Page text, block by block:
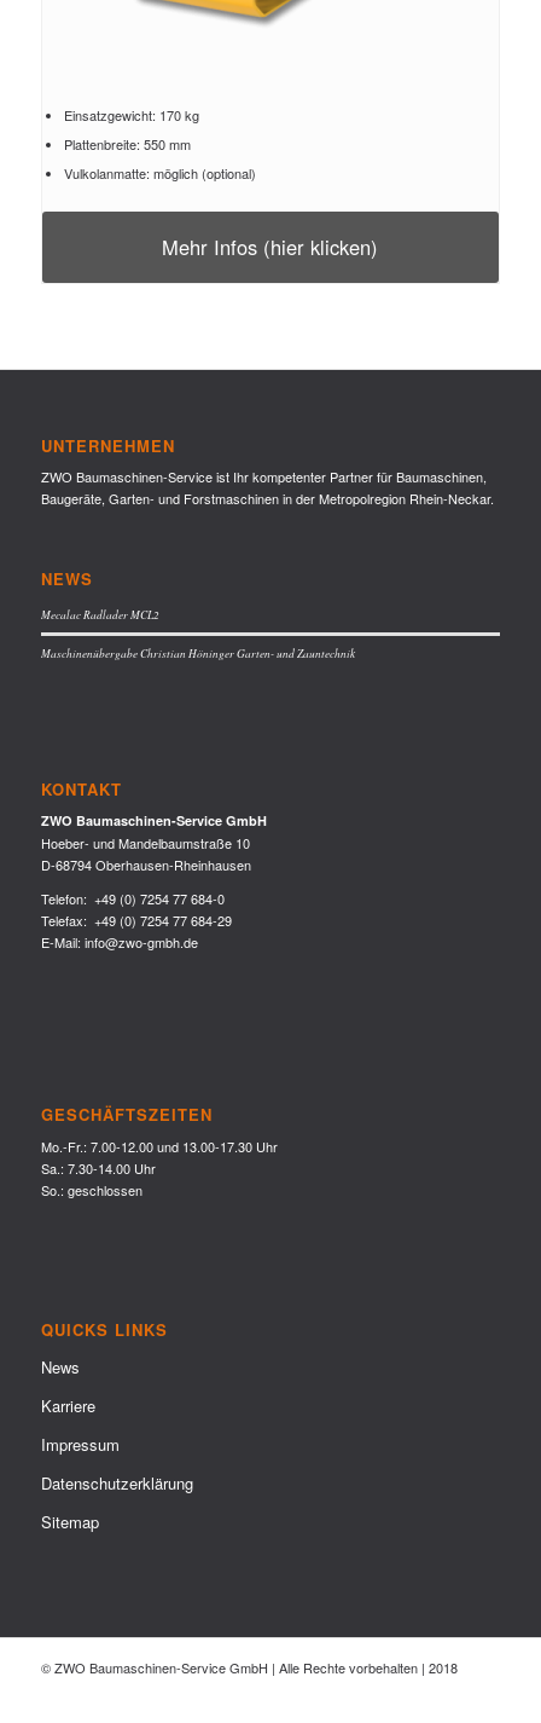
Einsatzgewicht: 170 kg
Plattenbreite: 550 mm
Vulkolanmatte: möglich (optional)
Mehr Infos (hier klicken)
UNTERNEHMEN
ZWO Baumaschinen-Service ist Ihr kompetenter Partner für Baumaschinen,
Baugeräte, Garten- und Forstmaschinen in der Metropolregion Rhein-Neckar.
NEWS
Mecalac Radlader MCL2
Maschinenübergabe Christian Höninger Garten- und Zauntechnik
KONTAKT
ZWO Baumaschinen-Service GmbH
Hoeber- und Mandelbaumstraße 10
D-68794 Oberhausen-Rheinhausen
Telefon: +49 (0) 7254 77 684-0
Telefax: +49 (0) 7254 77 684-29
E-Mail: info@zwo-gmbh.de
GESCHÄFTSZEITEN
Mo.-Fr.: 7.00-12.00 und 13.00-17.30 Uhr
Sa.: 7.30-14.00 Uhr
So.: geschlossen
QUICKS LINKS
News
Karriere
Impressum
Datenschutzerklärung
Sitemap
© ZWO Baumaschinen-Service GmbH | Alle Rechte vorbehalten | 2018